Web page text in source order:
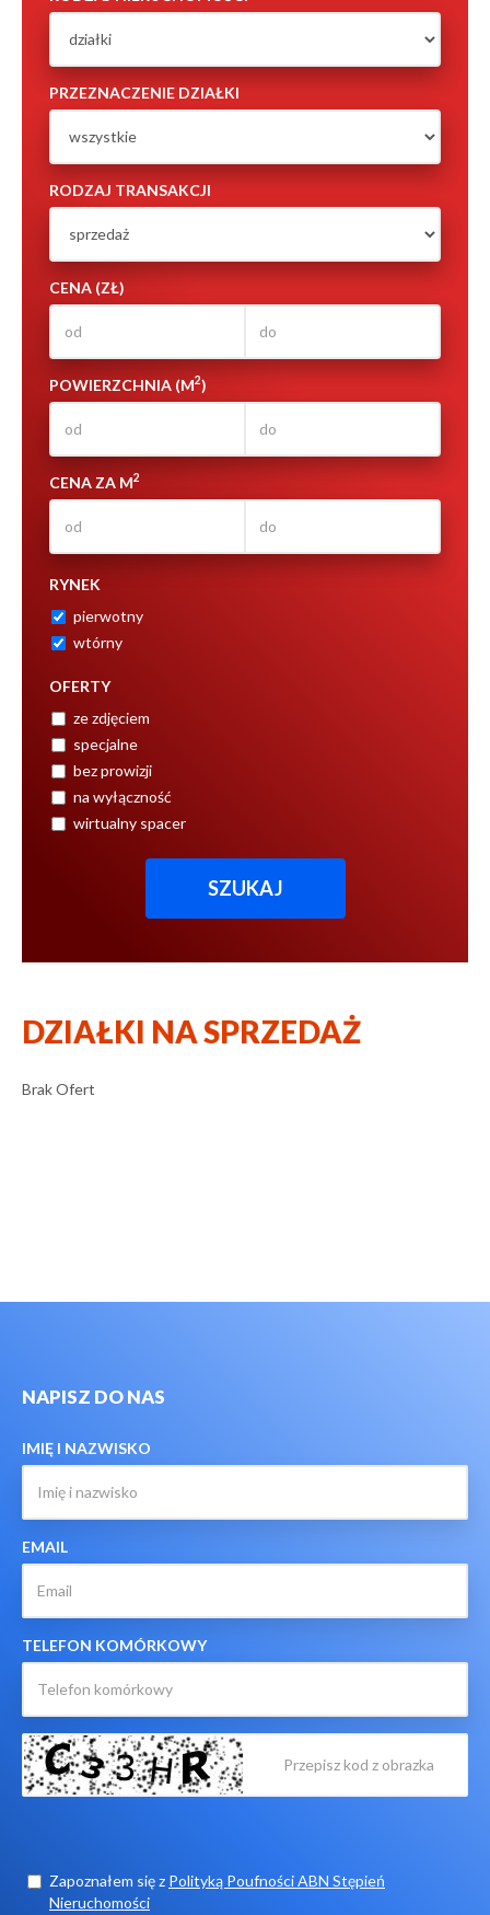
PRZEZNACZENIE DZIAŁKI
RODZAJ TRANSAKCJI
CENA (ZŁ)
POWIERZCHNIA (M2)
CENA ZA M2
RYNEK
pierwotny
wtórny
OFERTY
ze zdjęciem
specjalne
bez prowizji
na wyłączność
wirtualny spacer
DZIAŁKI NA SPRZEDAŻ
Brak Ofert
NAPISZ DO NAS
IMIĘ I NAZWISKO
EMAIL
TELEFON KOMÓRKOWY
Zapoznałem się z Polityką Poufności ABN Stępień
Nieruchomości